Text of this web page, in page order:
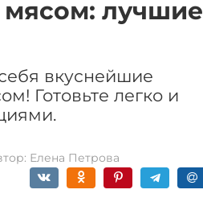
мясом: лучшие
вкуснейшие
Готовьте легко и
Елена Петрова